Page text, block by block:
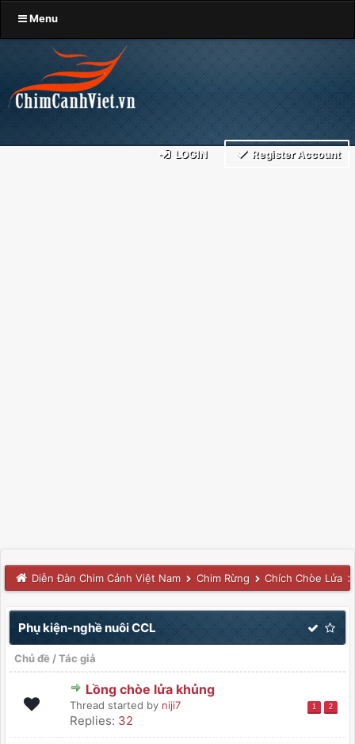
Menu
LOGIN Register Account
Diễn Đàn Chim Cảnh Việt Nam Chim Rừng Chích Chòe Lửa
Phụ kiện-nghề nuôi CCL
Chủ đề /Tác giả
Lồng chòe lửa khủng
Thread started by niji7 1 2
Replies: 32